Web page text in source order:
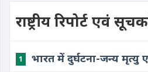
राष्ट्रीय रिपोर्ट एवं
1 भारत में दुर्घटना-जन्य मृत्यु